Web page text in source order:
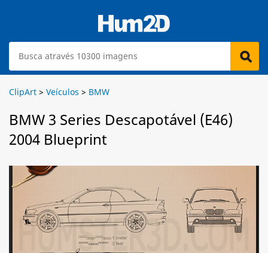
ClipArt > Veículos > BMW
BMW 3 Series Descapotável (E46)
2004 Blueprint